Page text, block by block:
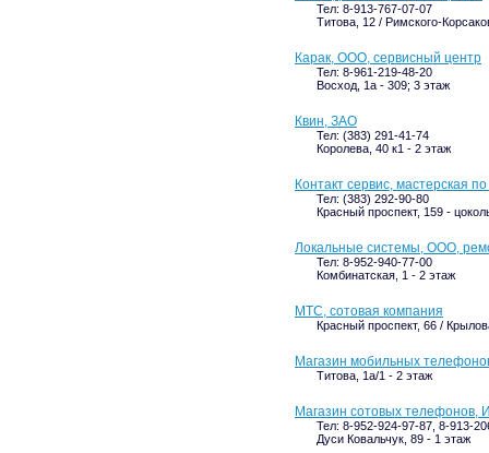
Тел: 8-913-767-07-07
Титова, 12 / Римского-
Карак, ООО, сервисный центр
Тел: 8-961-219-48-20
Восход, 1а - 309; 3 этаж
Квин, ЗАО
Тел: (383) 291-41-74
Королева, 40 к1 - 2 этаж
Контакт сервис, мастерская
Тел: (383) 292-90-80
Красный проспект, 159 -
Локальные системы, ООО,
Тел: 8-952-940-77-00
Комбинатская, 1 - 2 этаж
МТС, сотовая компания
Красный проспект, 66 /
Магазин мобильных
Титова, 1а/1 - 2 этаж
Магазин сотовых телефонов,
Тел: 8-952-924-97-87, 8-913-
Дуси Ковальчук, 89 - 1 этаж